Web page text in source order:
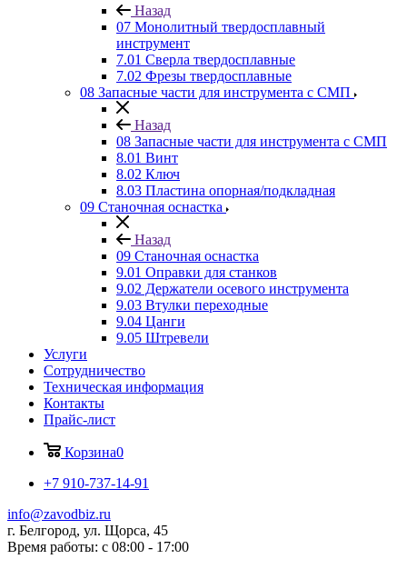
Назад
07 Монолитный твердосплавный
инструмент
7.01 Сверла твердосплавные
7.02 Фрезы твердосплавные
08 Запасные части для инструмента с СМП
Назад
08 Запасные части для инструмента с СМП
8.01 Винт
8.02 Ключ
8.03 Пластина опорная/подкладная
09 Станочная оснастка
Назад
09 Станочная оснастка
9.01 Оправки для станков
9.02 Держатели осевого инструмента
9.03 Втулки переходные
9.04 Цанги
9.05 Штревели
Услуги
Сотрудничество
Техническая информация
Контакты
Прайс-лист
Корзина0
+7 910-737-14-91
info@zavodbiz.ru
г. Белгород, ул. Щорса, 45
Время работы: с 08:00 - 17:00